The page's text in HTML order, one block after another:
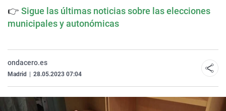
👉 Sigue las últimas noticias sobre las elecciones
municipales y autonómicas
ondacero.es
Madrid 28.05.2023 07:04